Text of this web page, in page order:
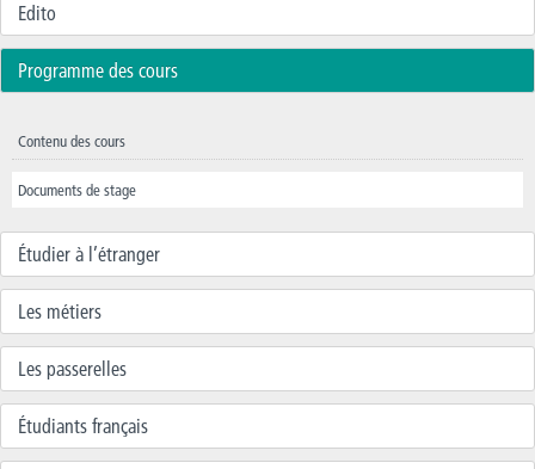
Edito
Programme des cours
Contenu des cours
Documents de stage
Étudier à l’étranger
Les métiers
Les passerelles
Étudiants français